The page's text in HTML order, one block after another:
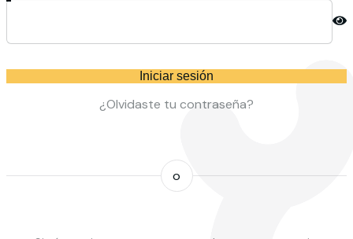
Iniciar sesión
¿Olvidaste tu contraseña?
o